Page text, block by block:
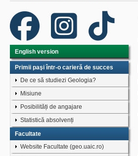
English version
Primii paşi într-o carieră de succes
De ce să studiezi Geologia?
Misiune
Posibilități de angajare
Statistică absolvenți
Facultate
Website Facultate (geo.uaic.ro)